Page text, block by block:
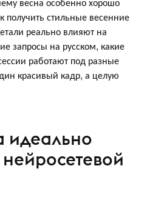
получить стильные весенние
реально влияют на
запросы на русском, какие
работают под разные
красивый кадр, а целую
идеально